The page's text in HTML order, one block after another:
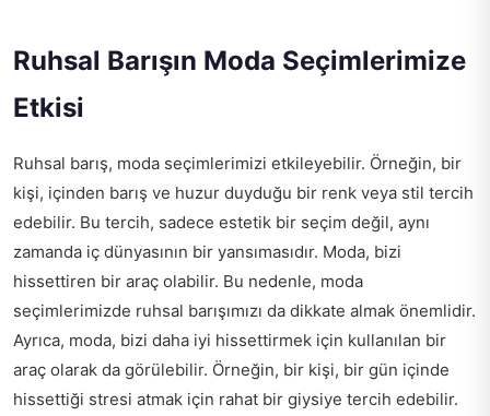
Ruhsal Barışın Moda Seçimlerimize
Etkisi
Ruhsal barış, moda seçimlerimizi etkileyebilir. Örneğin, bir
kişi, içinden barış ve huzur duyduğu bir renk veya stil tercih
edebilir. Bu tercih, sadece estetik bir seçim değil, aynı
zamanda iç dünyasının bir yansımasıdır. Moda, bizi
hissettiren bir araç olabilir. Bu nedenle, moda
seçimlerimizde ruhsal barışımızı da dikkate almak önemlidir.
Ayrıca, moda, bizi daha iyi hissettirmek için kullanılan bir
araç olarak da görülebilir. Örneğin, bir kişi, bir gün içinde
hissettiği stresi atmak için rahat bir giysiye tercih edebilir.